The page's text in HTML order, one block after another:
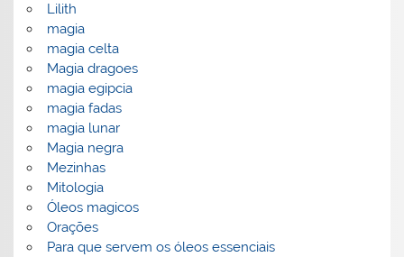
Lilith
magia
magia celta
Magia dragoes
magia egipcia
magia fadas
magia lunar
Magia negra
Mezinhas
Mitologia
Óleos magicos
Orações
Para que servem os óleos essenciais